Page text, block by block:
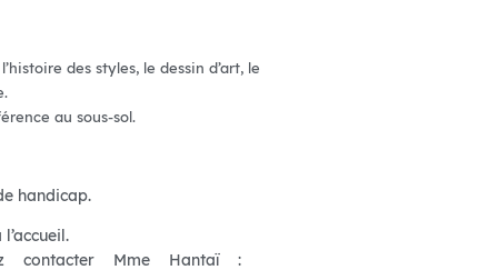
des styles, le dessin d’art, le
au sous-sol.
handicap.
contacter Mme Hantaï :